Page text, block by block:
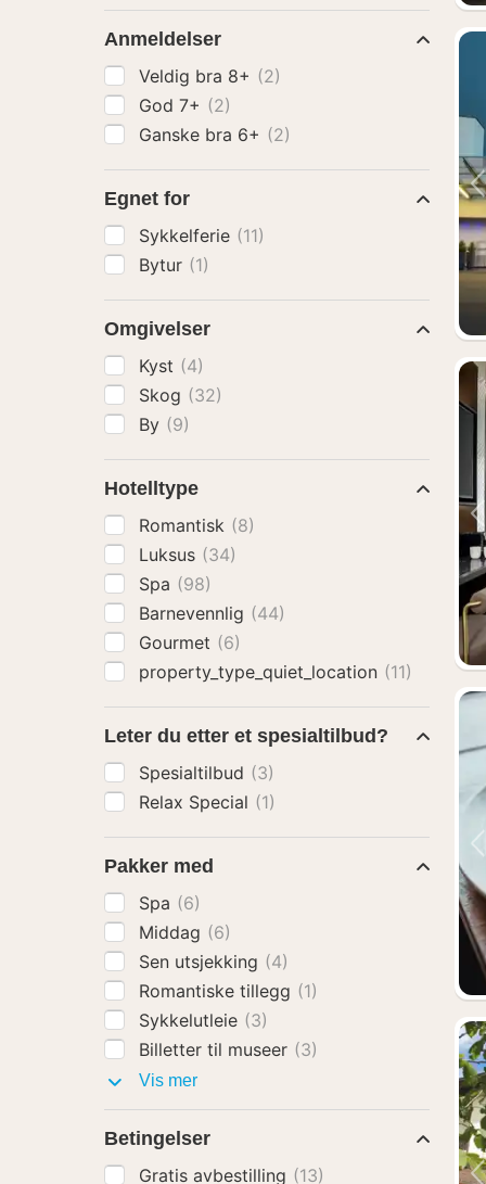
Anmeldelser
Veldig bra 8+ (2)
God 7+ (2)
Ganske bra 6+ (2)
Egnet for
Sykkelferie (11)
Bytur (1)
Omgivelser
Kyst (4)
Skog (32)
By (9)
Hotelltype
Romantisk (8)
Luksus (34)
Spa (98)
Barnevennlig (44)
Gourmet (6)
property_type_quiet_location (11)
Leter du etter et spesialtilbud?
Spesialtilbud (3)
Relax Special (1)
Pakker med
Spa (6)
Middag (6)
Sen utsjekking (4)
Romantiske tillegg (1)
Sykkelutleie (3)
Billetter til museer (3)
Vis merPakker
Betingelser
Gratis avbestilling (13)